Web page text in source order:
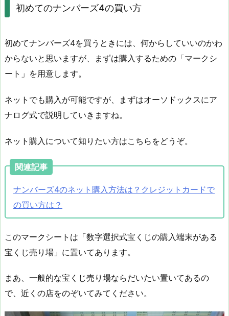
初めてのナンバーズ4の買い方
初めてナンバーズ4を買うときには、何からしていいのかわ
からないと思いますが、まずは購入するための「マークシ
ート」を用意します。
ネットでも購入が可能ですが、まずはオーソドックスにア
ナログ式で説明していきますね。
ネット購入について知りたい方はこちらをどうぞ。
関連記事
ナンバーズ4のネット購入方法は？クレジットカードで
の買い方は？
このマークシートは「数字選択式宝くじの購入端末がある
宝くじ売り場」に置いてあります。
まあ、一般的な宝くじ売り場ならだいたい置いてあるの
で、近くの店をのぞいてみてください。